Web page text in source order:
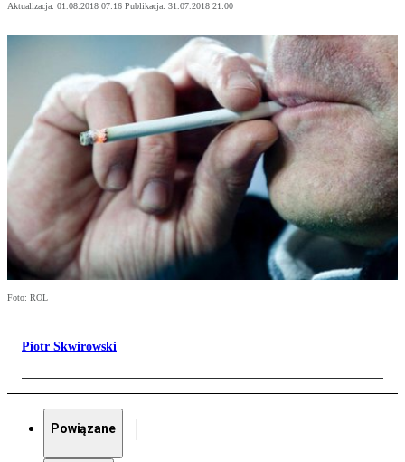
Aktualizacja: 01.08.2018 07:16 Publikacja: 31.07.2018 21:00
Foto: ROL
Piotr Skwirowski
Powiązane